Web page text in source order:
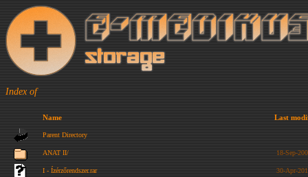
Index of
Name Last
Parent Directory
ANAT II/ 18-Sep-
I - Ízérzőrendszer.rar 30-Apr-